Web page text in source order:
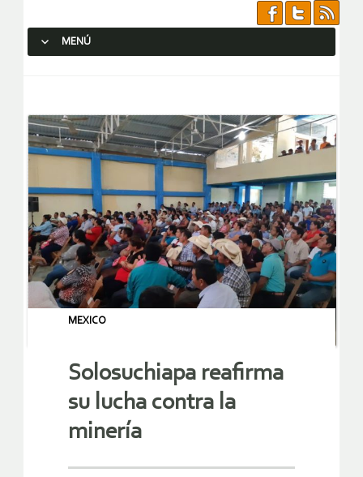
MENÚ
MEXICO
Solosuchiapa reafirma
su lucha contra la
minería